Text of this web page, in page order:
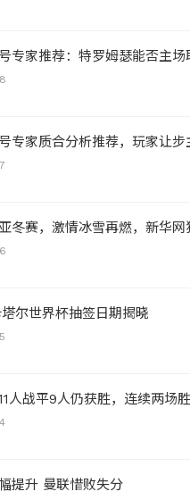
专家推荐：特罗姆瑟能否主场
专家质合分析推荐，玩家让
冬赛，激情冰雪再燃，新华网
尔世界杯抽签日期揭晓
人战平9人仍获胜，连续两场
提升 曼联惜败失分